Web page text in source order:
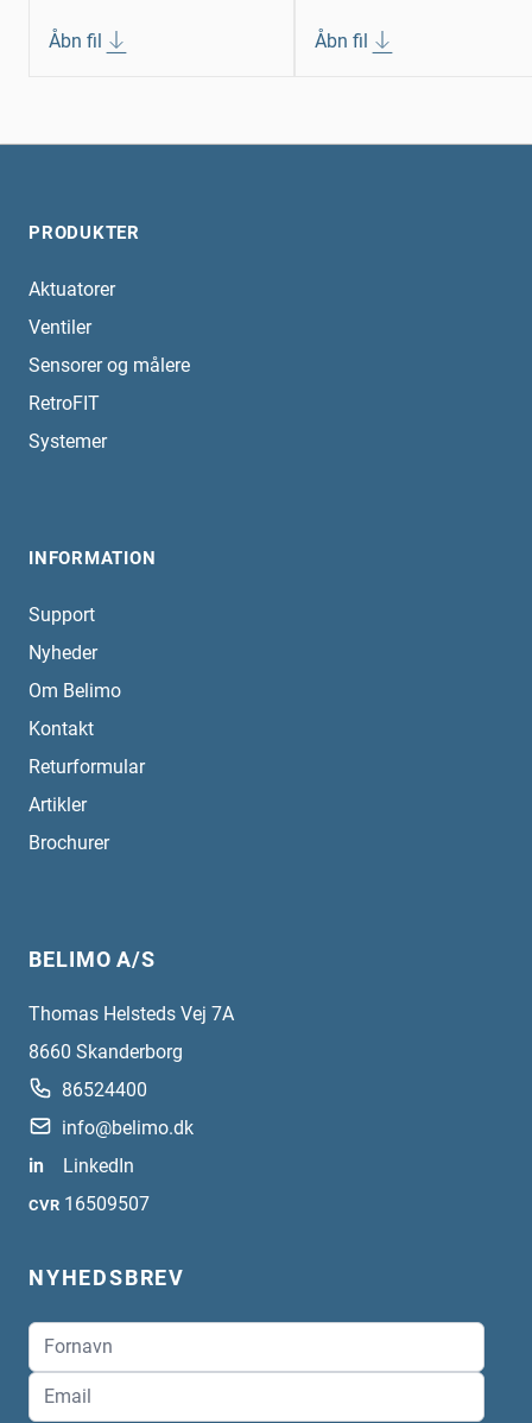
Åbn fil Åbn fil
PRODUKTER
Aktuatorer
Ventiler
Sensorer og målere
RetroFIT
Systemer
INFORMATION
Support
Nyheder
Om Belimo
Kontakt
Returformular
Artikler
Brochurer
BELIMO A/S
Thomas Helsteds Vej 7A
8660 Skanderborg
86524400
info@belimo.dk
in
LinkedIn
CVR 16509507
NYHEDSBREV